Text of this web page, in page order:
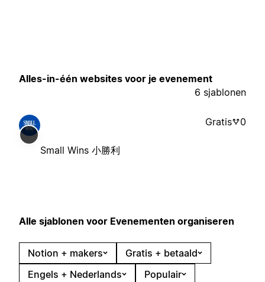
Alles-in-één websites voor je evenement
6 sjablonen
Small Wins 小勝利
Gratis 0
Alle sjablonen voor Evenementen organiseren
Notion + makers
Gratis + betaald
Engels + Nederlands
Populair